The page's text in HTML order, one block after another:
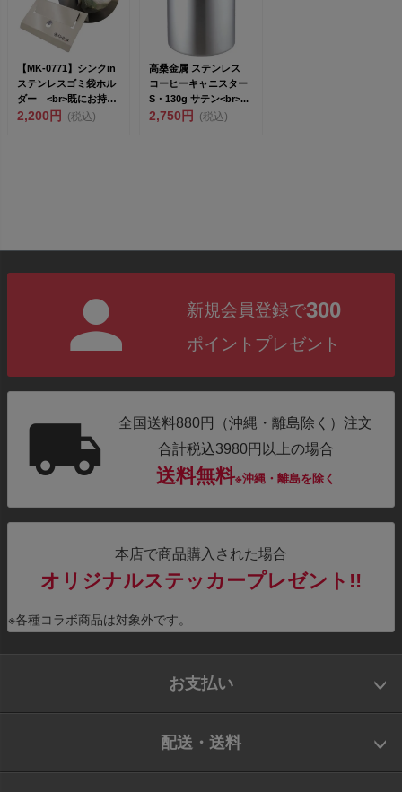
【MK-0771】シンクin
ステンレスゴミ袋ホル
ダー <br>既にお持
ち...
2,200円 (税込)
高桑金属 ステンレス
コーヒーキャニスター
S・130g サテン<br>...
2,750円 (税込)
新規会員登録で300
ポイントプレゼント
全国送料880円（沖縄・離島除く）注文
合計税込3980円以上の場合
送料無料※沖縄・離島を除く
本店で商品購入された場合
オリジナルステッカープレゼント!!
※各種コラボ商品は対象外です。
お支払い
配送・送料